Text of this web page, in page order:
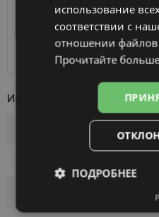
Информация о продукте
SmartPosti
Unisend pakomāti
Omniva
использование
соответствии с
отношении файлов
Прочитайте
ПОДРОБНЕЕ